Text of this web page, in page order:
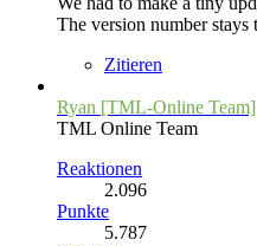
The version number stays
Zitieren
Ryan [TML-Online Team]
TML Online Team
Reaktionen
2.096
Punkte
5.787